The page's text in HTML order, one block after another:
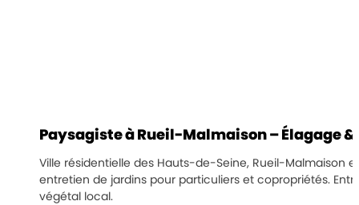
Paysagiste à Rueil-Malmaison – Élagage
Ville résidentielle des Hauts-de-Seine, Rueil-Malmaison
entretien de jardins pour particuliers et copropriétés.
végétal local.